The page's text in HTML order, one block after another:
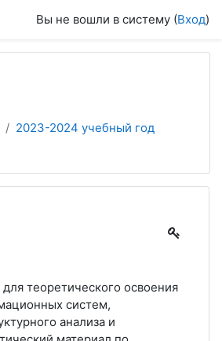
Вы не вошли в систему (Вход)
2023-2024 учебный год
теоретического освоения
систем,
анализа и